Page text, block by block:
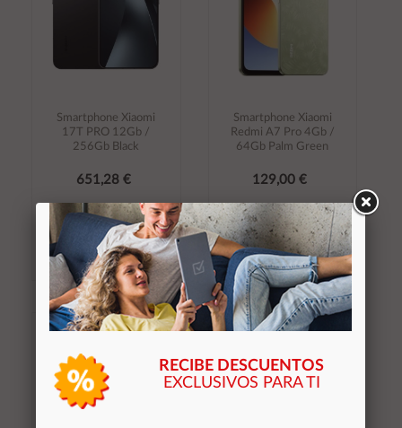
Smartphone Xiaomi
17T PRO 12Gb /
256Gb Black
651,28 €
Canon aplicado: 3,93€
Stocks (2)
Añadir al
Smartphone Xiaomi
Redmi A7 Pro 4Gb /
64Gb Palm Green
129,00 €
Canon aplicado: 3,93€
Stocks (2)
Añadir al
RECIBE DESCUENTOS
EXCLUSIVOS PARA TI